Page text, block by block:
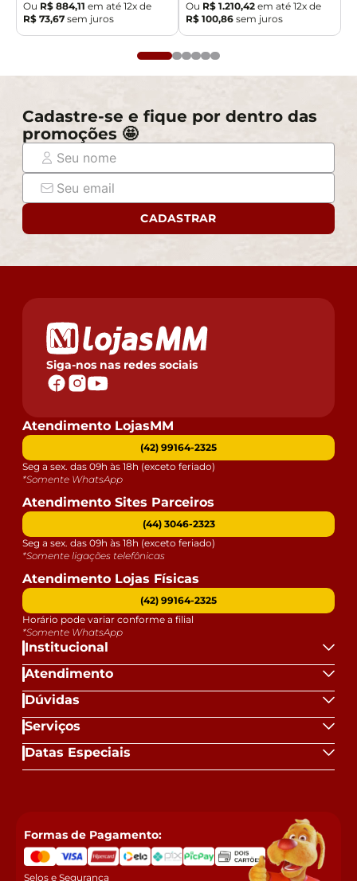
Ou R$ 884,11 em até 12x de
R$ 73,67 sem juros
Ou R$ 1.210,42 em até 12x de
R$ 100,86 sem juros
Cadastre-se e fique por dentro das
promoções 🤩
CADASTRAR
Siga-nos nas redes sociais
Institucional
Atendimento
Dúvidas
Serviços
Datas Especiais
Atendimento LojasMM
(42) 99164-2325
Seg a sex. das 09h às 18h (exceto feriado)
*Somente WhatsApp
Atendimento Sites Parceiros
(44) 3046-2323
Seg a sex. das 09h às 18h (exceto feriado)
*Somente ligações telefônicas
Atendimento Lojas Físicas
(42) 99164-2325
Horário pode variar conforme a filial
*Somente WhatsApp
Formas de Pagamento:
Selos e Segurança